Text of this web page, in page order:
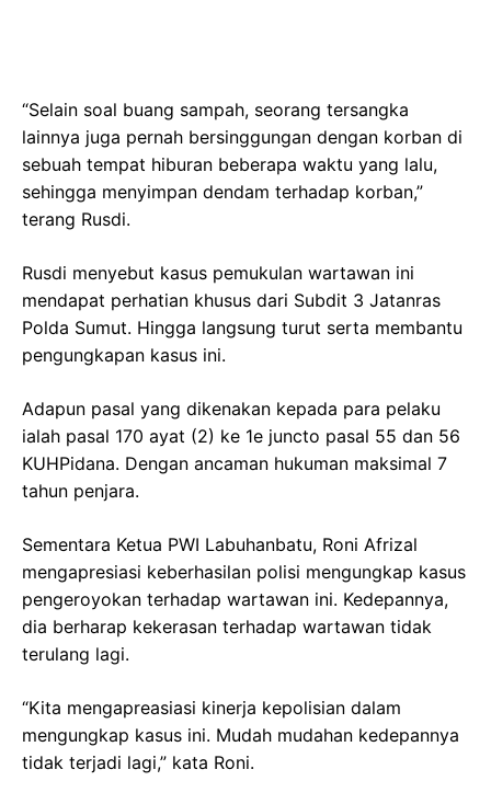
“Selain soal buang sampah, seorang tersangka
lainnya juga pernah bersinggungan dengan korban di
sebuah tempat hiburan beberapa waktu yang lalu,
sehingga menyimpan dendam terhadap korban,”
terang Rusdi.
Rusdi menyebut kasus pemukulan wartawan ini
mendapat perhatian khusus dari Subdit 3 Jatanras
Polda Sumut. Hingga langsung turut serta membantu
pengungkapan kasus ini.
Adapun pasal yang dikenakan kepada para pelaku
ialah pasal 170 ayat (2) ke 1e juncto pasal 55 dan 56
KUHPidana. Dengan ancaman hukuman maksimal 7
tahun penjara.
Sementara Ketua PWI Labuhanbatu, Roni Afrizal
mengapresiasi keberhasilan polisi mengungkap kasus
pengeroyokan terhadap wartawan ini. Kedepannya,
dia berharap kekerasan terhadap wartawan tidak
terulang lagi.
“Kita mengapreasiasi kinerja kepolisian dalam
mengungkap kasus ini. Mudah mudahan kedepannya
tidak terjadi lagi,” kata Roni.